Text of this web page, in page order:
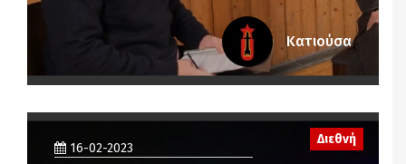
Κατιούσα
16-02-2023
Διεθνή